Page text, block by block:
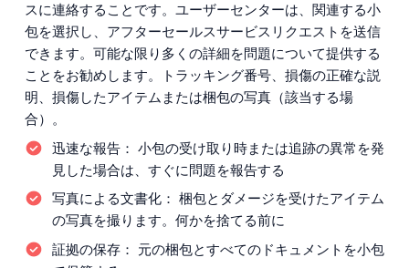
スに連絡することです。ユーザーセンターは、関連する小
包を選択し、アフターセールスサービスリクエストを送信
できます。可能な限り多くの詳細を問題について提供する
ことをお勧めします。トラッキング番号、損傷の正確な説
明、損傷したアイテムまたは梱包の写真（該当する場
合）。
迅速な報告： 小包の受け取り時または追跡の異常を発
見した場合は、すぐに問題を報告する
写真による文書化： 梱包とダメージを受けたアイテム
の写真を撮ります。何かを捨てる前に
証拠の保存： 元の梱包とすべてのドキュメントを小包